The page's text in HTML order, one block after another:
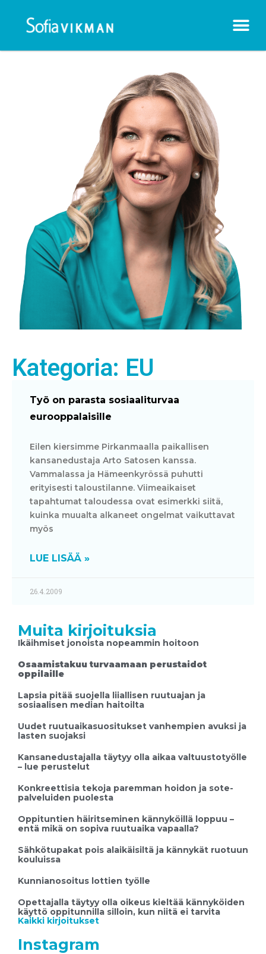
Kategoria: EU
Työ on parasta sosiaaliturvaa
eurooppalaisille
Eilen kiersimme Pirkanmaalla paikallisen
kansanedustaja Arto Satosen kanssa.
Vammalassa ja Hämeenkyrössä puhutti
erityisesti taloustilanne. Viimeaikaiset
tapahtumat taloudessa ovat esimerkki siitä,
kuinka muualta alkaneet ongelmat vaikuttavat
myös
LUE LISÄÄ »
26.4.2009
Muita kirjoituksia
Ikäihmiset jonoista nopeammin hoitoon
Osaamistakuu turvaamaan perustaidot
oppilaille
Lapsia pitää suojella liiallisen ruutuajan ja
sosiaalisen median haitoilta
Uudet ruutuaikasuositukset vanhempien avuksi ja
lasten suojaksi
Kansanedustajalla täytyy olla aikaa valtuustotyölle
– lue perustelut
Konkreettisia tekoja paremman hoidon ja sote-
palveluiden puolesta
Oppituntien häiritseminen kännyköillä loppuu –
entä mikä on sopiva ruutuaika vapaalla?
Sähkötupakat pois alaikäisiltä ja kännykät ruotuun
kouluissa
Kunnianosoitus lottien työlle
Opettajalla täytyy olla oikeus kieltää kännyköiden
käyttö oppitunnilla silloin, kun niitä ei tarvita
Kaikki kirjoitukset
Instagram